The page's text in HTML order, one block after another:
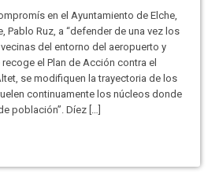
en el Ayuntamiento de Elche,
Pablo Ruz, a “defender de una vez los
del entorno del aeropuerto y
el Plan de Acción contra el
se modifiquen la trayectoria de los
continuamente los núcleos donde
población”. Díez […]